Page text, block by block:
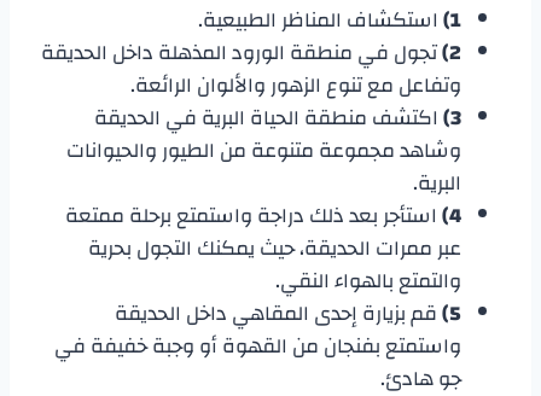
1) استكشاف المناظر الطبيعية.
2) تجول في منطقة الورود المذهلة داخل الحديقة
وتفاعل مع تنوع الزهور والألوان الرائعة.
3) اكتشف منطقة الحياة البرية في الحديقة
وشاهد مجموعة متنوعة من الطيور والحيوانات
البرية.
4) استأجر بعد ذلك دراجة واستمتع برحلة ممتعة
عبر ممرات الحديقة، حيث يمكنك التجول بحرية
والتمتع بالهواء النقي.
5) قم بزيارة إحدى المقاهي داخل الحديقة
واستمتع بفنجان من القهوة أو وجبة خفيفة في
جو هادئ.